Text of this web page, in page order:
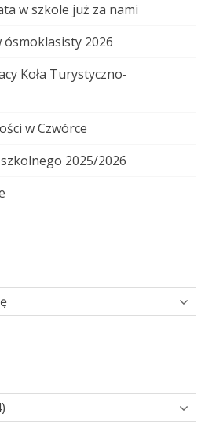
w szkole już za nami
2026
Koła Turystyczno-
w Czwórce
2025/2026